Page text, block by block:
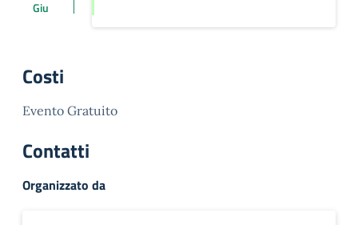
Giu
Costi
Evento Gratuito
Contatti
Organizzato da